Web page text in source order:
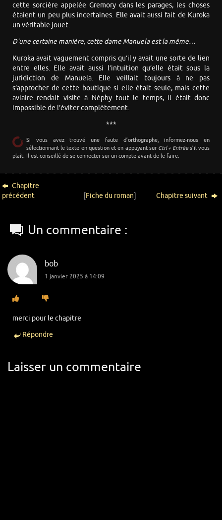
cette sorcière appelée Gremory dans les parages, les choses
étaient un peu plus incertaines. Elle avait aussi fait de Kuroka
un véritable jouet.
D’une certaine manière, cette dame Manuela est la même…
Kuroka avait vaguement compris qu’il y avait une sorte de lien
entre elles. Elle avait aussi l’intuition qu’elle était sous la
juridiction de Manuela. Elle veillait toujours à ne pas
s’approcher de cette boutique si elle était seule, mais cette
aviaire rendait visite à Néphy tout le temps, il était donc
impossible de l’éviter complètement.
***
Si vous avez trouvé une faute d’orthographe, informez-nous en
sélectionnant le texte en question et en appuyant sur Ctrl + Entrées’il vous
plaît. Il est conseillé de se connecter sur un compte avant de le faire.
Chapitre
précédent
[Fiche du roman] Chapitre suivant
Un commentaire :
bob
1 janvier 2025 à 14:09
merci pour le chapitre
Répondre
Laisser un commentaire